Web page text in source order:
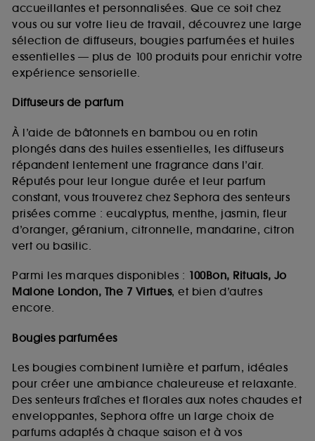
accueillantes et personnalisées. Que ce soit chez
vous ou sur votre lieu de travail, découvrez une large
sélection de diffuseurs, bougies parfumées et huiles
essentielles — plus de 100 produits pour enrichir votre
expérience sensorielle.
Diffuseurs de parfum
À l’aide de bâtonnets en bambou ou en rotin
plongés dans des huiles essentielles, les diffuseurs
répandent lentement une fragrance dans l’air.
Réputés pour leur longue durée et leur parfum
constant, vous trouverez chez Sephora des senteurs
prisées comme : eucalyptus, menthe, jasmin, fleur
d’oranger, géranium, citronnelle, mandarine, citron
vert ou basilic.
Parmi les marques disponibles : 100Bon, Rituals, Jo
Malone London, The 7 Virtues, et bien d’autres
encore.
Bougies parfumées
Les bougies combinent lumière et parfum, idéales
pour créer une ambiance chaleureuse et relaxante.
Des senteurs fraîches et florales aux notes chaudes et
enveloppantes, Sephora offre un large choix de
parfums adaptés à chaque saison et à vos